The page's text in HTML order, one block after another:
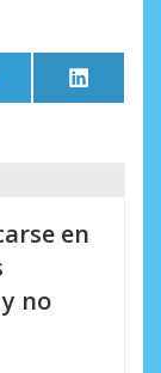
Telegram
en
LinkedIn
en
no